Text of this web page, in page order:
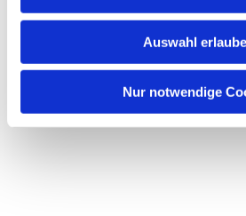
Auswahl
Nur notwendige
Dies könnte